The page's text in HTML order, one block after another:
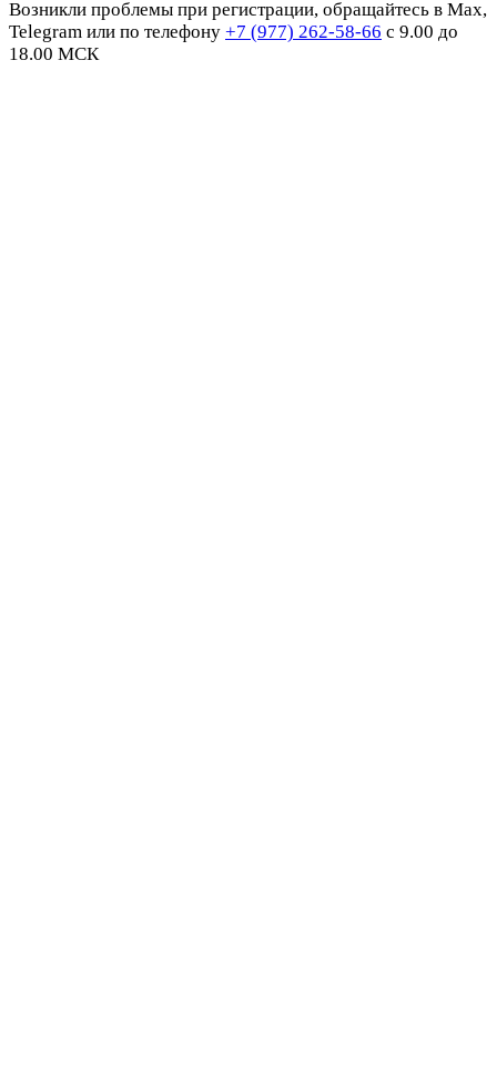
Возникли проблемы при регистрации, обращайтесь в Max,
Telegram или по телефону +7 (977) 262-58-66 с 9.00 до
18.00 МСК